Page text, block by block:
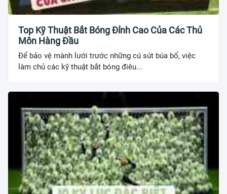
Top Kỹ Thuật Bắt Bóng Đỉnh Cao Của Các Thủ
Môn Hàng Đầu
Để bảo vệ mành lưới trước những cú sút búa bổ, việc
làm chủ các kỹ thuật bắt bóng điêu...